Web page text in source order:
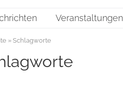
Veranstaltungen
» Schlagworte